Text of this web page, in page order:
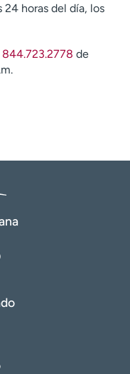
24 horas del día, los
844.723.2778 de